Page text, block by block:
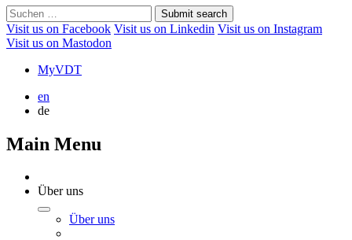
Submit search
Visit us on Facebook Visit us on Linkedin Visit us on Instagram
Visit us on Mastodon
MyVDT
en
de
Main Menu
Über uns
Über uns